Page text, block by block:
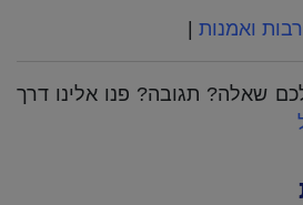
ואמנות
שאלה? תגובה? פנו אלינו דרך